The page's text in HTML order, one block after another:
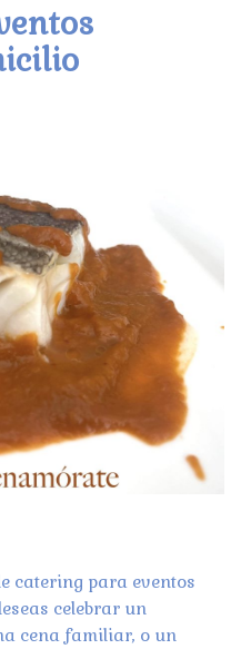
catering para eventos
celebrar un
cena familiar, o un